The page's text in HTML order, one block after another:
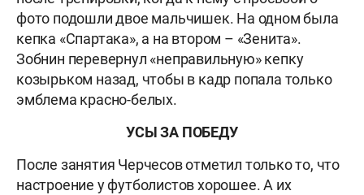
фото подошли двое мальчишек. На одном была
кепка «Спартака», а на втором – «Зенита».
Зобнин перевернул «неправильную» кепку
козырьком назад, чтобы в кадр попала только
эмблема красно-белых.
УСЫ ЗА ПОБЕДУ
После занятия Черчесов отметил только то, что
настроение у футболистов хорошее. А их